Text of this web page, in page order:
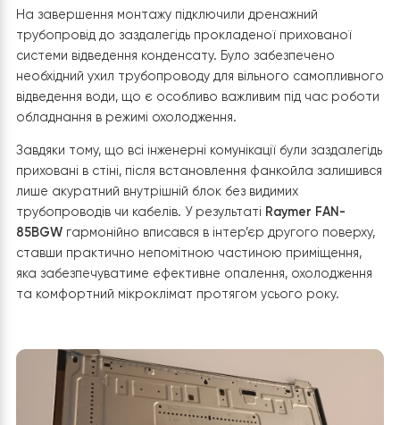
встановлення корпусу були підключені трубопроводи
системи опалення та охолодження через запірну
арматуру, що дозволяє виконувати обслуговування
обладнання без зливу теплоносія з усієї системи.
Окрему увагу приділили герметичності всіх
ретельно перевірене, щоб виключити навіть мінімальні
витоки теплоносія та забезпечити довговічну й
експлуатацію системи.
Наступним етапом стало підключення
та сигнального кабелю до клемної колодки
схеми виробника. Усі електричні з’єднання були
фанкойлом.
На завершення монтажу підключили дренажний
трубопровід до заздалегідь прокладеної прихованої